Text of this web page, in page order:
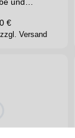
zzgl. Versand
€